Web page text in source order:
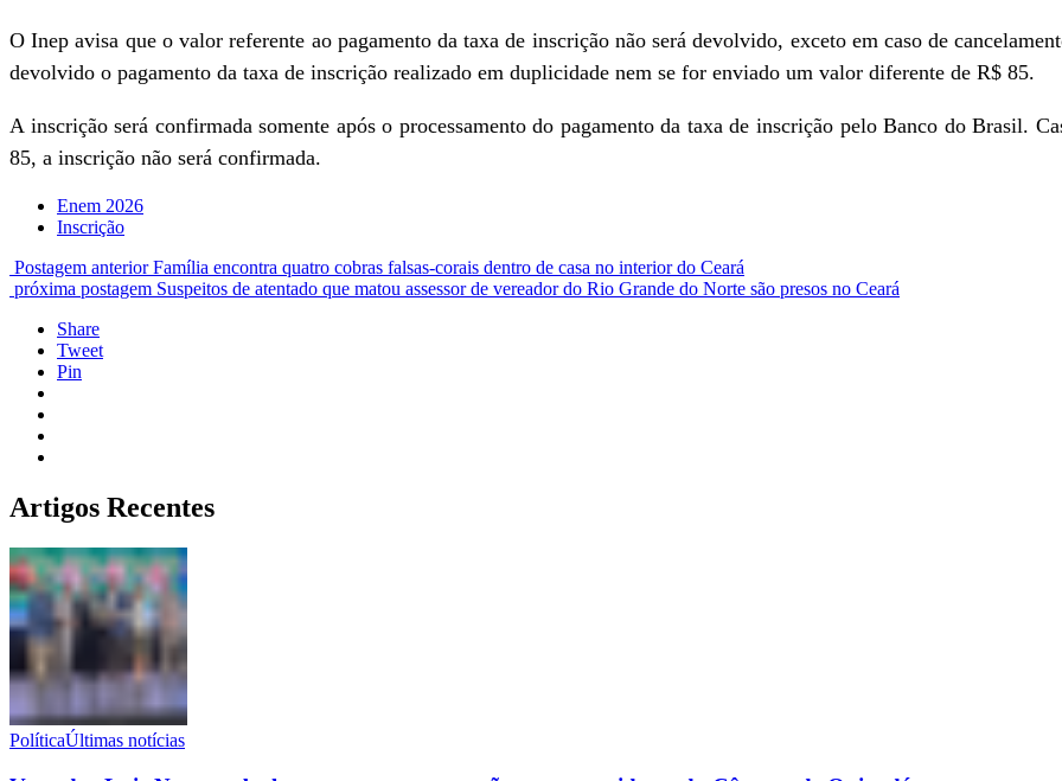
O Inep avisa que o valor referente ao pagamento da taxa de inscrição não será devolvido, exceto em caso de
devolvido o pagamento da taxa de inscrição realizado em duplicidade nem se for enviado um valor diferente de R$ 85.
A inscrição será confirmada somente após o processamento do pagamento da taxa de inscrição pelo Banco do Brasil.
85, a inscrição não será confirmada.
Enem 2026
Inscrição
Postagem anterior Família encontra quatro cobras falsas-corais dentro de casa no interior do Ceará
próxima postagem Suspeitos de atentado que matou assessor de vereador do Rio Grande do Norte são presos no Ceará
Share
Tweet
Pin
Artigos Recentes
PolíticaÚltimas notícias